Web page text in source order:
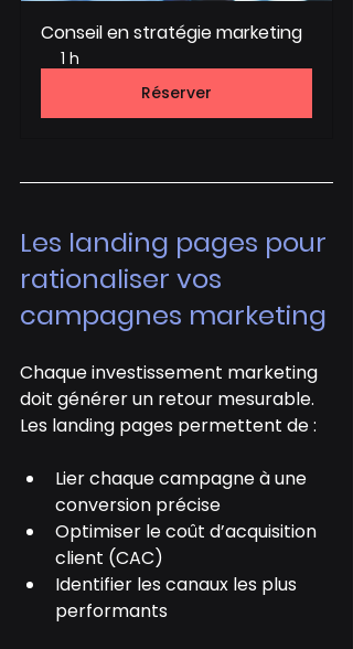
Conseil en stratégie marketing
1 h
Réserver
Les landing pages pour
rationaliser vos
campagnes marketing
Chaque investissement marketing
doit générer un retour mesurable.
Les landing pages permettent de :
Lier chaque campagne à une
conversion précise
Optimiser le coût d’acquisition
client (CAC)
Identifier les canaux les plus
performants